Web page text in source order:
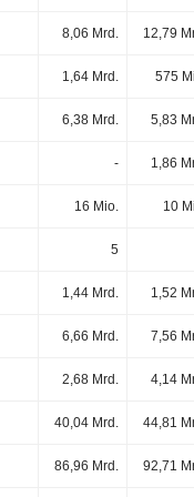
8,06 Mrd. 12,79
1,64 Mrd. 575
6,38 Mrd. 5,83
- 1,86
16 Mio. 10
5
1,44 Mrd. 1,52
6,66 Mrd. 7,56
2,68 Mrd. 4,14
40,04 Mrd. 44,81
86,96 Mrd. 92,71